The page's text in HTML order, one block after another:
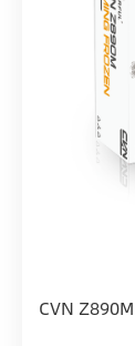
CVN